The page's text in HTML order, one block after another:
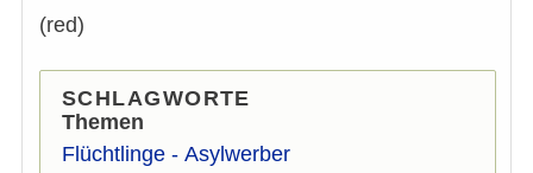
(red)
SCHLAGWORTE
Themen
Flüchtlinge - Asylwerber